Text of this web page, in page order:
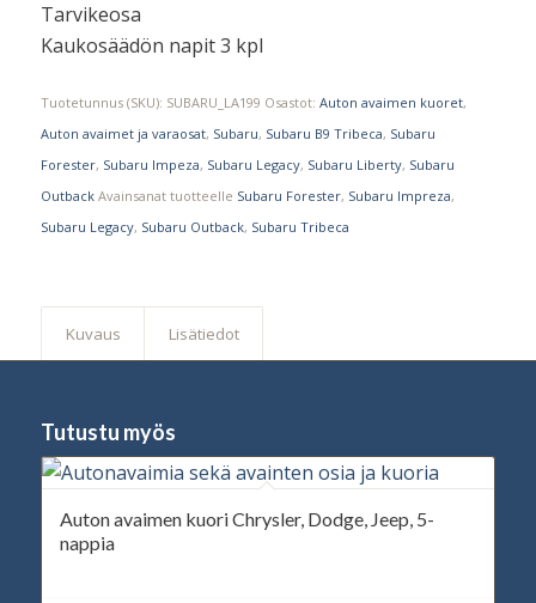
Tarvikeosa
Kaukosäädön napit 3 kpl
Tuotetunnus (SKU): SUBARU_LA199 Osastot: Auton avaimen kuoret,
Auton avaimet ja varaosat, Subaru, Subaru B9 Tribeca, Subaru
Forester, Subaru Impeza, Subaru Legacy, Subaru Liberty, Subaru
Outback Avainsanat tuotteelle Subaru Forester, Subaru Impreza,
Subaru Legacy, Subaru Outback, Subaru Tribeca
Kuvaus Lisätiedot
Tutustu myös
Auton avaimen kuori Chrysler, Dodge, Jeep, 5-
nappia